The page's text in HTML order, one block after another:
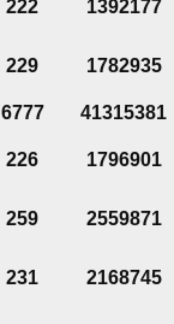
222 1392177
229 1782935
6777
41315381
226 1796901
259 2559871
231 2168745